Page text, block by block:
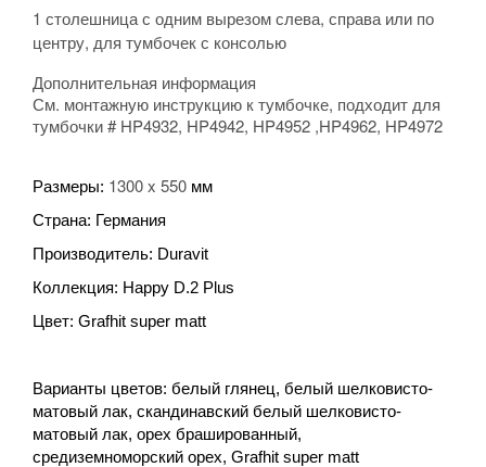
1 столешница с одним вырезом слева, справа или по
центру, для тумбочек с консолью
Дополнительная информация
См. монтажную инструкцию к тумбочке, подходит для
тумбочки # HP4932, HP4942, HP4952 ,HP4962, HP4972
Размеры: 1300 x 550 мм
Страна: Германия
Производитель: Duravit
Коллекция: Happy D.2 Plus
Цвет: Grafhit super matt
Варианты цветов: белый глянец, белый шелковисто-
матовый лак, скандинавский белый шелковисто-
матовый лак, орех брашированный,
средиземноморский орех, Grafhit super matt